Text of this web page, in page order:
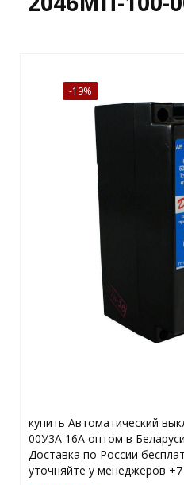
-19%
купить Автоматический
00У3А 16А оптом в
Доставка по России
уточняйте у менеджеров